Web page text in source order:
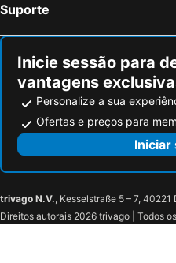
Suporte
Inicie sessão para
vantagens
Personalize a sua
Ofertas e preços para
Iniciar
trivago N.V., Kesselstraße 5 – 7, 40221
Direitos autorais 2026 trivago | Todos